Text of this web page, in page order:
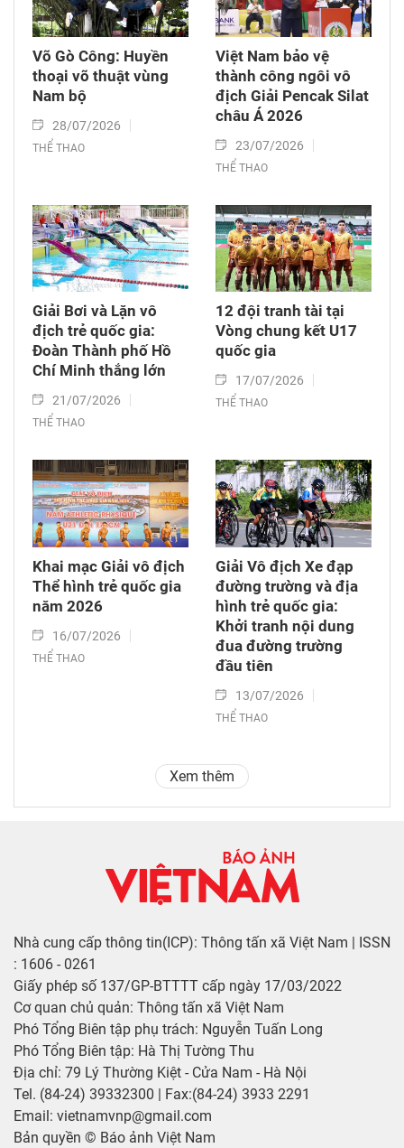
Võ Gò Công: Huyền
thoại võ thuật vùng
Nam bộ
28/07/2026
THỂ THAO
Việt Nam bảo vệ
thành công ngôi vô
địch Giải Pencak Silat
châu Á 2026​
23/07/2026
THỂ THAO
Giải Bơi và Lặn vô
địch trẻ quốc gia:
Đoàn Thành phố Hồ
Chí Minh thắng lớn
21/07/2026
THỂ THAO
12 đội tranh tài tại
Vòng chung kết U17
quốc gia
17/07/2026
THỂ THAO
Khai mạc Giải vô địch
Thể hình trẻ quốc gia
năm 2026
16/07/2026
THỂ THAO
Giải Vô địch Xe đạp
đường trường và địa
hình trẻ quốc gia:
Khởi tranh nội dung
đua đường trường
đầu tiên
13/07/2026
THỂ THAO
Xem thêm
Nhà cung cấp thông tin(ICP): Thông tấn xã Việt Nam | ISSN
: 1606 - 0261
Giấy phép số 137/GP-BTTTT cấp ngày 17/03/2022
Cơ quan chủ quản: Thông tấn xã Việt Nam
Phó Tổng Biên tập phụ trách: Nguyễn Tuấn Long
Phó Tổng Biên tập: Hà Thị Tường Thu
Địa chỉ: 79 Lý Thường Kiệt - Cửa Nam - Hà Nội
Tel. (84-24) 39332300 | Fax:(84-24) 3933 2291
Email: vietnamvnp@gmail.com
Bản quyền © Báo ảnh Việt Nam